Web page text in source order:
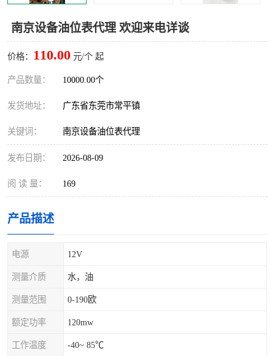
南京设备油位表代理 欢迎来电详谈
价格： 110.00 元/个 起
产品数量： 10000.00个
发货地址： 广东省东莞市常平镇
关键词： 南京设备油位表代理
发布日期： 2026-08-09
阅 读 量： 169
产品描述
电源 12V
测量介质 水，油
测量范围 0-190欧
额定功率 120mw
工作温度 -40~ 85℃